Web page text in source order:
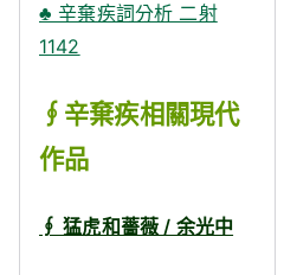
♣ 辛棄疾詞分析 二射
1142
∮辛棄疾相關現代
作品
∮ 猛虎和薔薇 / 余光中